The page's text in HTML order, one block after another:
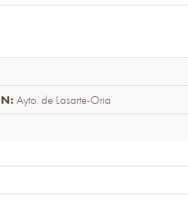
Ayto. de Lasarte-Oria